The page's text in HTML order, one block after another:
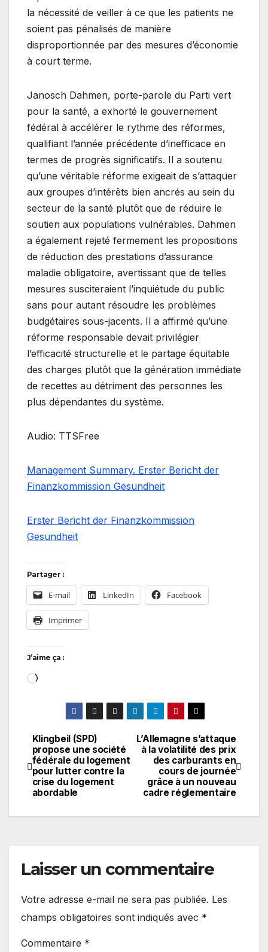
la nécessité de veiller à ce que les patients ne
soient pas pénalisés de manière
disproportionnée par des mesures d’économie
à court terme.
Janosch Dahmen, porte-parole du Parti vert
pour la santé, a exhorté le gouvernement
fédéral à accélérer le rythme des réformes,
qualifiant l’année précédente d’inefficace en
termes de progrès significatifs. Il a soutenu
qu’une véritable réforme exigeait de s’attaquer
aux groupes d’intérêts bien ancrés au sein du
secteur de la santé plutôt que de réduire le
soutien aux populations vulnérables. Dahmen
a également rejeté fermement les propositions
de réduction des prestations d’assurance
maladie obligatoire, avertissant que de telles
mesures susciteraient l’inquiétude du public
sans pour autant résoudre les problèmes
budgétaires sous-jacents. Il a affirmé qu’une
réforme responsable devait privilégier
l’efficacité structurelle et le partage équitable
des charges plutôt que la génération immédiate
de recettes au détriment des personnes les
plus dépendantes du système.
Audio: TTSFree
Management Summary. Erster Bericht der
Finanzkommission Gesundheit
Erster Bericht der Finanzkommission
Gesundheit
Partager :
E-mail LinkedIn Facebook
Imprimer
J’aime ça :
Chargement…
Navigation
de
l’article
L’Allemagne s’attaque
à la volatilité des prix
des carburants en
cours de journée
grâce à un nouveau
cadre réglementaire
Klingbeil (SPD)
propose une société
fédérale du logement
pour lutter contre la
crise du logement
abordable
Laisser un commentaire
Votre adresse e-mail ne sera pas publiée. Les
champs obligatoires sont indiqués avec *
Commentaire *